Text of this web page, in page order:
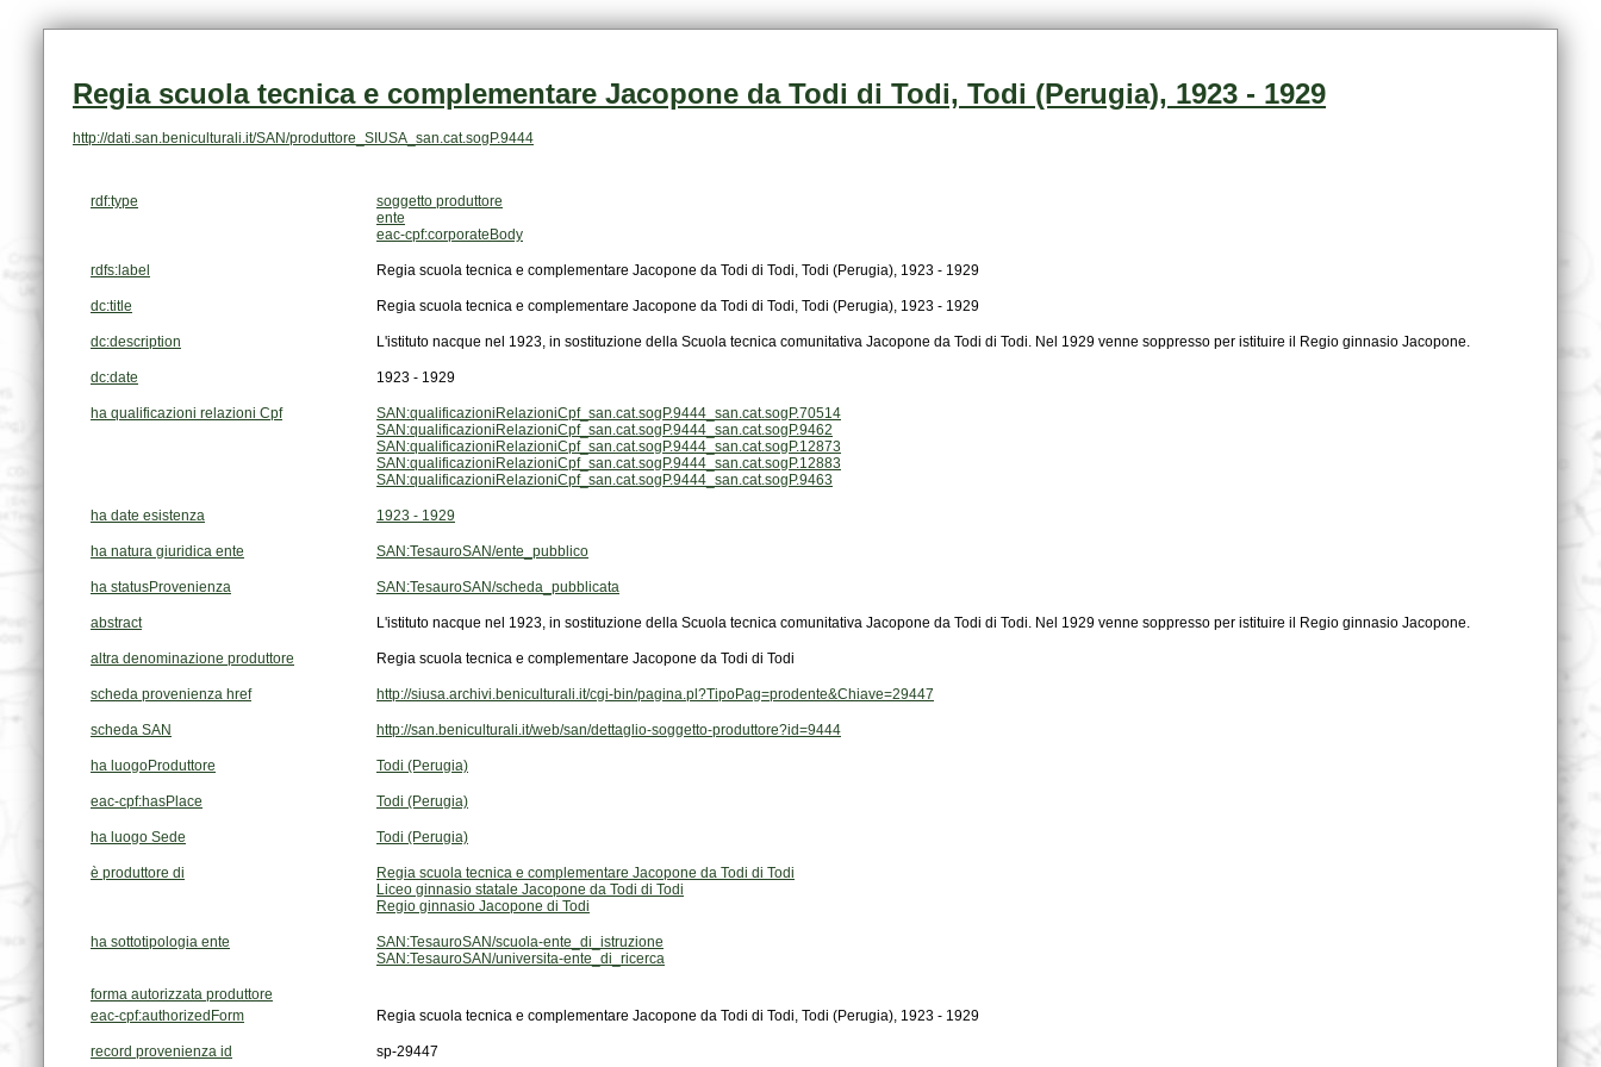
Regia scuola tecnica e complementare Jacopone da Todi di Todi, Todi (Perugia), 1923 - 1929
http://dati.san.beniculturali.it/SAN/produttore_SIUSA_san.cat.sogP.9444
rdf:type
soggetto produttore
ente
eac-cpf:corporateBody
rdfs:label Regia scuola tecnica e complementare Jacopone da Todi di Todi, Todi (Perugia), 1923 - 1929
dc:title Regia scuola tecnica e complementare Jacopone da Todi di Todi, Todi (Perugia), 1923 - 1929
dc:description L'istituto nacque nel 1923, in sostituzione della Scuola tecnica comunitativa Jacopone da Todi di Todi. Nel 1929 venne soppresso per istituire il Regio ginnasio Jacopone.
dc:date 1923 - 1929
ha qualificazioni relazioni Cpf
SAN:qualificazioniRelazioniCpf_san.cat.sogP.9444_san.cat.sogP.70514
SAN:qualificazioniRelazioniCpf_san.cat.sogP.9444_san.cat.sogP.9462
SAN:qualificazioniRelazioniCpf_san.cat.sogP.9444_san.cat.sogP.12873
SAN:qualificazioniRelazioniCpf_san.cat.sogP.9444_san.cat.sogP.12883
SAN:qualificazioniRelazioniCpf_san.cat.sogP.9444_san.cat.sogP.9463
ha date esistenza 1923 - 1929
ha natura giuridica ente SAN:TesauroSAN/ente_pubblico
ha statusProvenienza SAN:TesauroSAN/scheda_pubblicata
abstract L'istituto nacque nel 1923, in sostituzione della Scuola tecnica comunitativa Jacopone da Todi di Todi. Nel 1929 venne soppresso per istituire il Regio ginnasio Jacopone.
altra denominazione produttore Regia scuola tecnica e complementare Jacopone da Todi di Todi
scheda provenienza href http://siusa.archivi.beniculturali.it/cgi-bin/pagina.pl?TipoPag=prodente&Chiave=29447
scheda SAN http://san.beniculturali.it/web/san/dettaglio-soggetto-produttore?id=9444
ha luogoProduttore Todi (Perugia)
eac-cpf:hasPlace Todi (Perugia)
ha luogo Sede Todi (Perugia)
è produttore di
Regia scuola tecnica e complementare Jacopone da Todi di Todi
Liceo ginnasio statale Jacopone da Todi di Todi
Regio ginnasio Jacopone di Todi
ha sottotipologia ente
SAN:TesauroSAN/scuola-ente_di_istruzione
SAN:TesauroSAN/universita-ente_di_ricerca
forma autorizzata produttore
eac-cpf:authorizedForm
Regia scuola tecnica e complementare Jacopone da Todi di Todi, Todi (Perugia), 1923 - 1929
record provenienza id sp-29447